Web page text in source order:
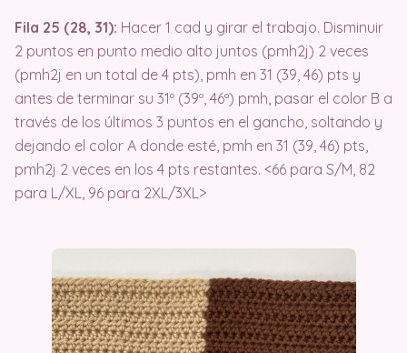
Fila 25 (28, 31): Hacer 1 cad y girar el trabajo. Disminuir
2 puntos en punto medio alto juntos (pmh2j) 2 veces
(pmh2j en un total de 4 pts), pmh en 31 (39, 46) pts y
antes de terminar su 31º (39º, 46º) pmh, pasar el color B a
través de los últimos 3 puntos en el gancho, soltando y
dejando el color A donde esté, pmh en 31 (39, 46) pts,
pmh2j 2 veces en los 4 pts restantes. <66 para S/M, 82
para L/XL, 96 para 2XL/3XL>